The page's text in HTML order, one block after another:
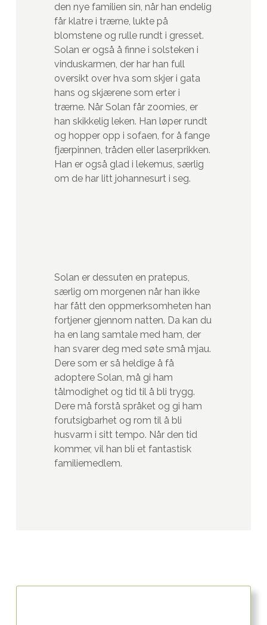
den nye familien sin, når han endelig
får klatre i trærne, lukte på
blomstene og rulle rundt i gresset.
Solan er også å finne i solsteken i
vinduskarmen, der har han full
oversikt over hva som skjer i gata
hans og skjærene som erter i
trærne. Når Solan får zoomies, er
han skikkelig leken. Han løper rundt
og hopper opp i sofaen, for å fange
fjærpinnen, tråden eller laserprikken.
Han er også glad i lekemus, særlig
om de har litt johannesurt i seg.
Solan er dessuten en pratepus,
særlig om morgenen når han ikke
har fått den oppmerksomheten han
fortjener gjennom natten. Da kan du
ha en lang samtale med ham, der
han svarer deg med søte små mjau.
Dere som er så heldige å få
adoptere Solan, må gi ham
tålmodighet og tid til å bli trygg.
Dere må forstå språket og gi ham
forutsigbarhet og rom til å bli
husvarm i sitt tempo. Når den tid
kommer, vil han bli et fantastisk
familiemedlem.